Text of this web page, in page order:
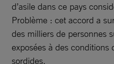
d’asile dans ce pays
Problème : cet accord a
des milliers de personnes
exposées à des conditions
sordides.